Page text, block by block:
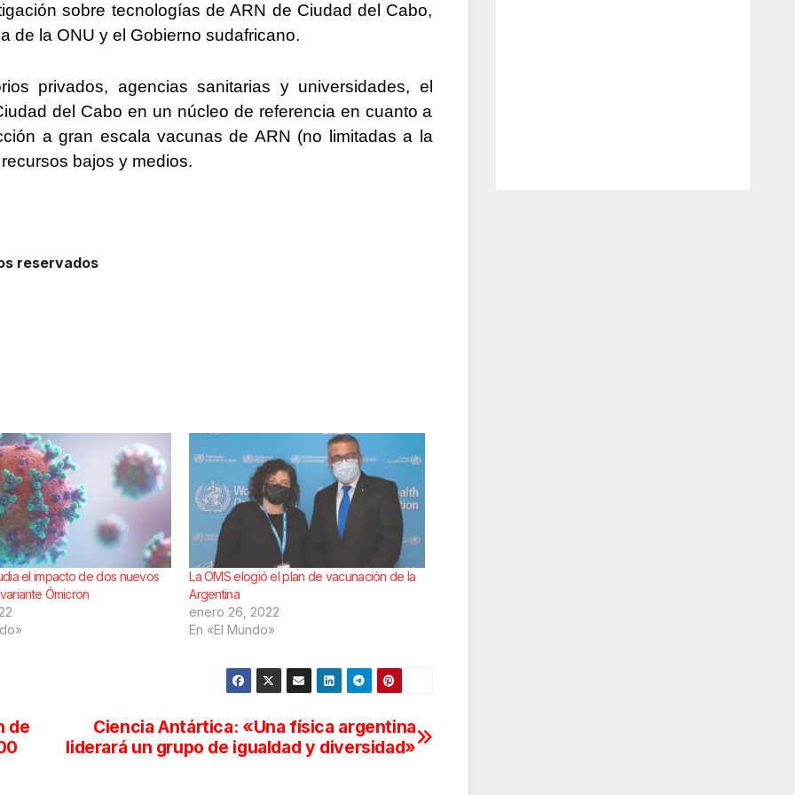
sobre tecnologías de ARN de Ciudad del Cabo,
de la ONU y el Gobierno sudafricano.
privados, agencias sanitarias y universidades, el
del Cabo en un núcleo de referencia en cuanto a
a gran escala vacunas de ARN (no limitadas a la
bajos y medios.
reservados
el impacto de dos nuevos
Ómicron
La OMS elogió el plan de vacunación de la
Argentina
enero 26, 2022
En «El Mundo»
Ciencia Antártica: «Una física argentina
liderará un grupo de igualdad y diversidad»
de